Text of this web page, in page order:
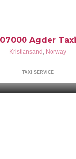
07000 Agder Taxi
Kristiansand , Norway
TAXI SERVICE